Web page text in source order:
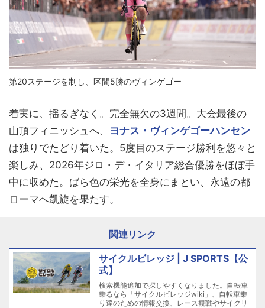
第20ステージを制し、区間5勝のヴィンゲゴー
着実に、揺るぎなく。完全無欠の3週間。大会最後の
山頂フィニッシュへ、 ヨナス・ヴィンゲゴーハンセン
は独りでたどり着いた。5度目のステージ勝利を悠々と
楽しみ、2026年ジロ・デ・イタリア総合優勝をほぼ手
中に収めた。ばら色の栄光を全身にまとい、永遠の都
ローマへ凱旋を果たす。
関連リンク
サイクルビレッジ | J SPORTS【公
式】
検索機能追加で探しやすくなりました。自転車
乗るなら「サイクルビレッジwiki」、自転車乗
り達のための情報交換、レース観戦やサイクリ